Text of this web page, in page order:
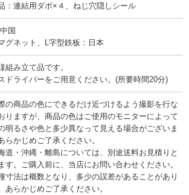
：連結用ダボ×４、ねじ穴隠しシール
国
グネット、L字型鉄板：日本
組み立て品です。
ドライバーをご用意ください。(所要時間20分)
の商品の色にできるだけ近づけるよう撮影を行な
りますが、商品の色はご使用のモニターによって
明るさや色と多少異なって見える場合がございま
らかじめご了承ください。
道・沖縄・離島については、別途送料お見積りと
す。ご購入前に、当店にお問い合わせください。
寸法は概数となり、多少の誤差があることがあり
あらかじめご了承ください。